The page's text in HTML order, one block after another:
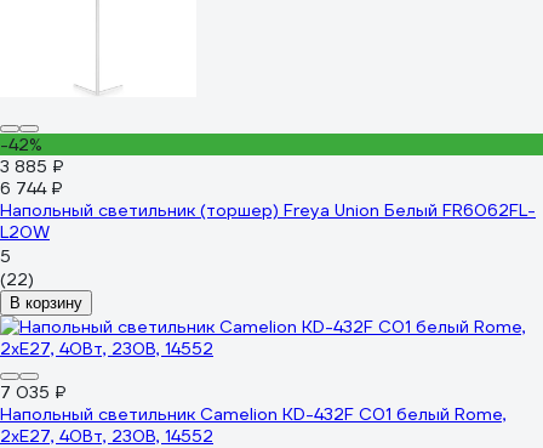
-42%
3 885 ₽
6 744 ₽
Напольный светильник (торшер) Freya Union Белый FR6062FL-
L20W
5
(22)
В корзину
7 035 ₽
Напольный светильник Camelion KD-432F C01 белый Rome,
2хE27, 40Вт, 230В, 14552